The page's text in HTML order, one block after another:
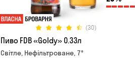
(30)
Пиво FDB «Goldy» 0.33л
Світле, Нефільтроване, 7°